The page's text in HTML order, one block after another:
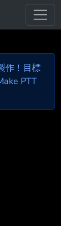
作！目標
PTT